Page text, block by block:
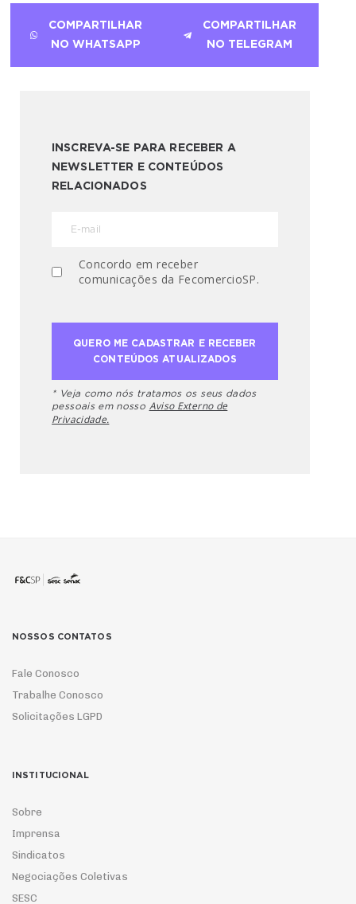
COMPARTILHAR
NO WHATSAPP
COMPARTILHAR
NO TELEGRAM
INSCREVA-SE PARA RECEBER A
NEWSLETTER E CONTEÚDOS
RELACIONADOS
Concordo em receber
comunicações da FecomercioSP.
* Veja como nós tratamos os seus dados
pessoais em nosso Aviso Externo de
Privacidade.
NOSSOS CONTATOS
Fale Conosco
Trabalhe Conosco
Solicitações LGPD
INSTITUCIONAL
Sobre
Imprensa
Sindicatos
Negociações Coletivas
SESC